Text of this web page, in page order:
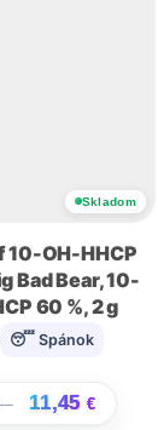
Skladom
10-OH-HHCP
Bad Bear, 10-
60 %, 2 g
😴 Spánok
€ 11,45 €